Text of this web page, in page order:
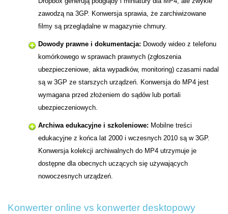
zawodzą na 3GP. Konwersja sprawia, że zarchiwizowane
filmy są przeglądalne w magazynie chmury.
Dowody prawne i dokumentacja: Dowody wideo z telefonu
komórkowego w sprawach prawnych (zgłoszenia
ubezpieczeniowe, akta wypadków, monitoring) czasami nadal
są w 3GP ze starszych urządzeń. Konwersja do MP4 jest
wymagana przed złożeniem do sądów lub portali
ubezpieczeniowych.
Archiwa edukacyjne i szkoleniowe: Mobilne treści
edukacyjne z końca lat 2000 i wczesnych 2010 są w 3GP.
Konwersja kolekcji archiwalnych do MP4 utrzymuje je
dostępne dla obecnych uczących się używających
nowoczesnych urządzeń.
Konwerter online vs konwerter desktopowy